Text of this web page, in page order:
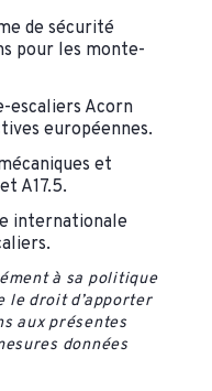
de sécurité
pour les monte-
escaliers Acorn
européennes.
et
A17.5.
internationale
à sa politique
le droit d’apporter
aux présentes
données